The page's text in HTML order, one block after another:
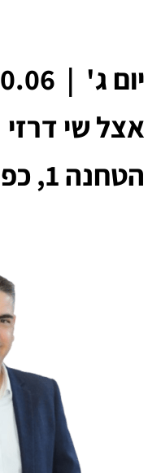
יום ג' | 10.06 | 10:00
אצל שי דרזי
הטחנה 1, כפר-סבא